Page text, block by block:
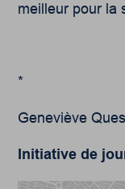
meilleur pour la
*
Geneviève
Initiative de